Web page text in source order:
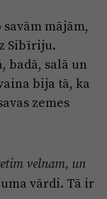
mājām,
Sibīriju.
badā, salā un
bija tā, ka
zemes
velnam, un
vārdi. Tā ir